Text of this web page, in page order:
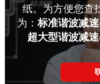
纸。为方便您查
为：标准谐波减速
超大型谐波减速